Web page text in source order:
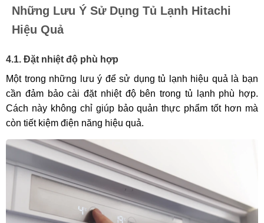
Những Lưu Ý Sử Dụng Tủ Lạnh Hitachi
Hiệu Quả
4.1. Đặt nhiệt độ phù hợp
Một trong những lưu ý để sử dụng tủ lạnh hiệu quả là bạn
cần đảm bảo cài đặt nhiệt độ bên trong tủ lạnh phù hợp.
Cách này không chỉ giúp bảo quản thực phẩm tốt hơn mà
còn tiết kiệm điện năng hiệu quả.